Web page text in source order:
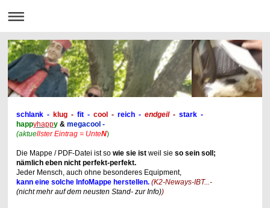
schlank - klug -fit - cool -reich - endgeil - stark -
happyhappy & megacool -
(aktuellster Eintrag = UnteN)
Die Mappe / PDF-Datei ist so wie sie ist weil sie sosein soll;
nämlich eben nicht perfekt-perfekt.
Jeder Mensch, auch ohne besonderes Equipment,
kann eine solche InfoMappe herstellen. (K2-Neways-IBT...-
(nicht mehr auf dem neusten Stand- zur Info))